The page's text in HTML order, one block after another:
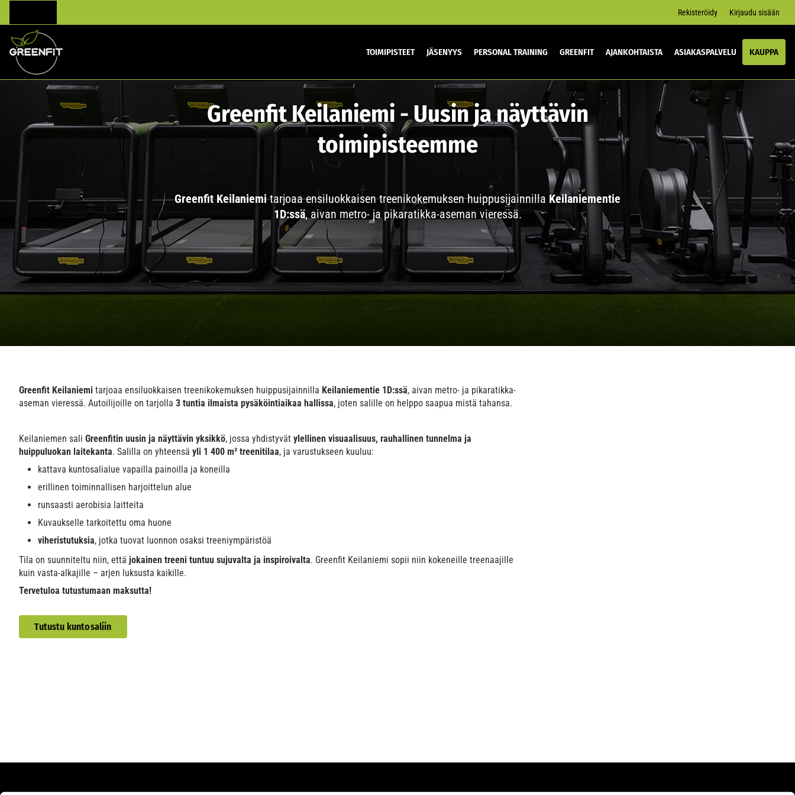
Rekisteröidy Kirjaudu sisään
TOIMIPISTEET JÄSENYYS PERSONAL TRAINING GREENFIT AJANKOHTAISTA ASIAKASPALVELU KAUPPA
Greenfit Keilaniemi - Uusin ja näyttävin
toimipisteemme
Greenfit Keilaniemitarjoaa ensiluokkaisen treenikokemuksen huippusijainnilla Keilaniementie
1D:ssä, aivan metro- ja pikaratikka-aseman vieressä.
Greenfit Keilaniemi tarjoaa ensiluokkaisen treenikokemuksen huippusijainnilla Keilaniementie 1D:ssä, aivan metro- ja pikaratikka-
aseman vieressä. Autoilijoille on tarjolla 3 tuntia ilmaista pysäköintiaikaa hallissa, joten salille on helppo saapua mistä tahansa.
Keilaniemen sali Greenfitin uusin ja näyttävin yksikkö, jossa yhdistyvät ylellinen visuaalisuus, rauhallinen tunnelma ja
huippuluokan laitekanta. Salilla on yhteensä yli 1 400 m² treenitilaa, ja varustukseen kuuluu:
kattava kuntosalialue vapailla painoilla ja koneilla
erillinen toiminnallisen harjoittelun alue
runsaasti aerobisia laitteita
Kuvaukselle tarkoitettu oma huone
viheristutuksia, jotka tuovat luonnon osaksi treeniympäristöä
Tila on suunniteltu niin, että jokainen treeni tuntuu sujuvalta ja inspiroivalta. Greenfit Keilaniemi sopii niin kokeneille treenaajille
kuin vasta-alkajille – arjen luksusta kaikille.
Tervetuloa tutustumaan maksutta!
Tutustu kuntosaliin